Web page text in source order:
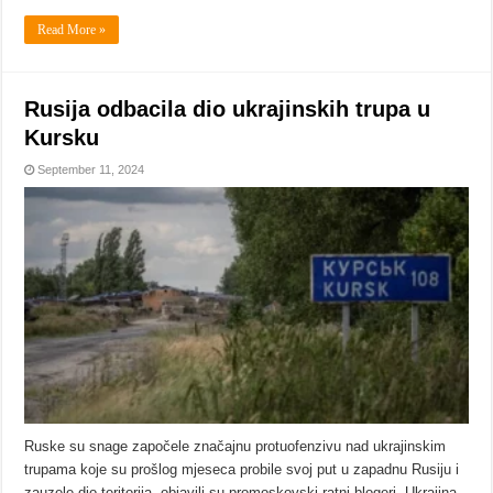
Read More »
Rusija odbacila dio ukrajinskih trupa u
Kursku
September 11, 2024
Ruske su snage započele značajnu protuofenzivu nad ukrajinskim
trupama koje su prošlog mjeseca probile svoj put u zapadnu Rusiju i